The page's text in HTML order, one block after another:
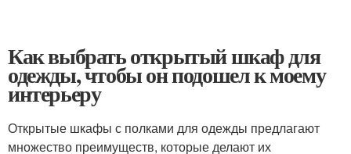
Как выбрать открытый шкаф для
одежды, чтобы он подошел к моему
интерьеру
Открытые шкафы с полками для одежды предлагают
множество преимуществ, которые делают их